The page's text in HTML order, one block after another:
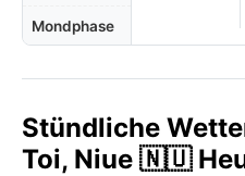
Mondphase
Stündliche
Toi, Niue 🇳🇺